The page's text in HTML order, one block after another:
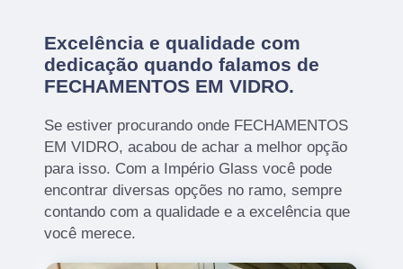
Excelência e qualidade com
dedicação quando falamos de
FECHAMENTOS EM VIDRO.
Se estiver procurando onde FECHAMENTOS
EM VIDRO, acabou de achar a melhor opção
para isso. Com a Império Glass você pode
encontrar diversas opções no ramo, sempre
contando com a qualidade e a excelência que
você merece.